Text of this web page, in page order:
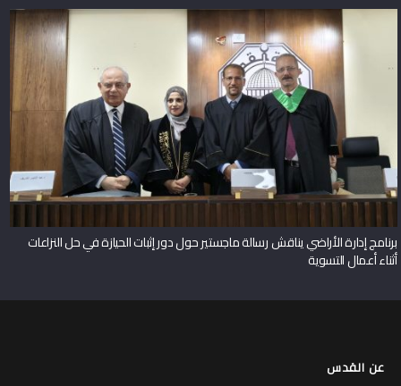
برنامج إدارة الأراضي يناقش رسالة ماجستير حول دور إثبات الحيازة في حل النزاعات
أثناء أعمال التسوية
عن القدس